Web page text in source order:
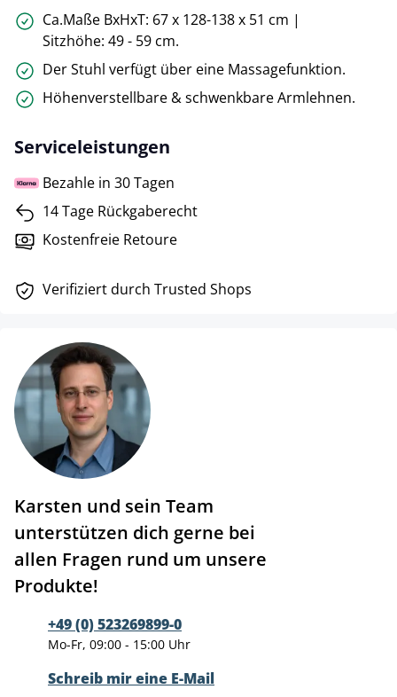
Ca.Maße BxHxT: 67 x 128-138 x 51 cm |
Sitzhöhe: 49 - 59 cm.
Der Stuhl verfügt über eine Massagefunktion.
Höhenverstellbare & schwenkbare Armlehnen.
Serviceleistungen
Bezahle in 30 Tagen
14 Tage Rückgaberecht
Kostenfreie Retoure
Verifiziert durch Trusted Shops
Karsten und sein Team
unterstützen dich gerne bei
allen Fragen rund um unsere
Produkte!
+49 (0) 523269899-0
Mo-Fr, 09:00 - 15:00 Uhr
Schreib mir eine E-Mail